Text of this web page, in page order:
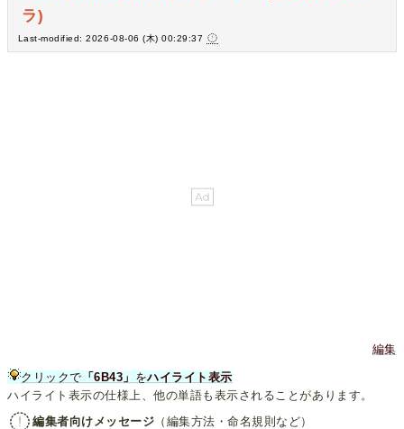
ラ)
Last-modified: 2026-08-06 (木) 00:29:37
編集
クリックで 「6B43」 をハイライト表示
ハイライト表示の仕様上、他の単語も表示されることがあります。
編集者向けメッセージ （編集方法・命名規則など）